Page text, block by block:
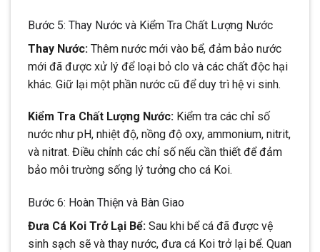
Bước 5: Thay Nước và Kiểm Tra Chất Lượng Nước
Thay Nước: Thêm nước mới vào bể, đảm bảo nước
mới đã được xử lý để loại bỏ clo và các chất độc hại
khác. Giữ lại một phần nước cũ để duy trì hệ vi sinh.
Kiểm Tra Chất Lượng Nước: Kiểm tra các chỉ số
nước như pH, nhiệt độ, nồng độ oxy, ammonium, nitrit,
và nitrat. Điều chỉnh các chỉ số nếu cần thiết để đảm
bảo môi trường sống lý tưởng cho cá Koi.
Bước 6: Hoàn Thiện và Bàn Giao
Đưa Cá Koi Trở Lại Bể: Sau khi bể cá đã được vệ
sinh sạch sẽ và thay nước, đưa cá Koi trở lại bể. Quan